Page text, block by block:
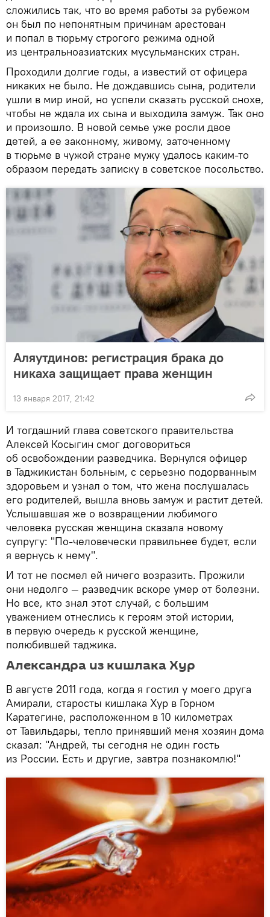
сложились так, что во время работы за рубежом
он был по непонятным причинам арестован
и попал в тюрьму строгого режима одной
из центральноазиатских мусульманских стран.
Проходили долгие годы, а известий от офицера
никаких не было. Не дождавшись сына, родители
ушли в мир иной, но успели сказать русской снохе,
чтобы не ждала их сына и выходила замуж. Так оно
и произошло. В новой семье уже росли двое
детей, а ее законному, живому, заточенному
в тюрьме в чужой стране мужу удалось каким-то
образом передать записку в советское посольство.
Аляутдинов: регистрация брака до
никаха защищает права женщин
13 января 2017, 21:42
И тогдашний глава советского правительства
Алексей Косыгин смог договориться
об освобождении разведчика. Вернулся офицер
в Таджикистан больным, с серьезно подорванным
здоровьем и узнал о том, что жена послушалась
его родителей, вышла вновь замуж и растит детей.
Услышавшая же о возвращении любимого
человека русская женщина сказала новому
супругу: "По-человечески правильнее будет, если
я вернусь к нему".
И тот не посмел ей ничего возразить. Прожили
они недолго — разведчик вскоре умер от болезни.
Но все, кто знал этот случай, с большим
уважением отнеслись к героям этой истории,
в первую очередь к русской женщине,
полюбившей таджика.
Александра из кишлака Хур
В августе 2011 года, когда я гостил у моего друга
Амирали, старосты кишлака Хур в Горном
Каратегине, расположенном в 10 километрах
от Тавильдары, тепло принявший меня хозяин дома
сказал: "Андрей, ты сегодня не один гость
из России. Есть и другие, завтра познакомлю!"